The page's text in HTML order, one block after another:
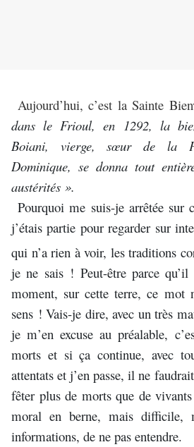
Aujourd’hui, c’est la Sainte
dans le Frioul, en 1292, la
Boiani, vierge, sœur de la
Dominique, se donna tout
austérités ».
Pourquoi me suis-je arrêtée sur
j’étais partie pour regarder sur
qui n’a rien à voir, les traditions
je ne sais ! Peut-être parce qu’il
moment, sur cette terre, ce mot
sens ! Vais-je dire, avec un très
je m’en excuse au préalable,
morts et si ça continue, avec
attentats et j’en passe, il ne
fêter plus de morts que de
moral en berne, mais difficile,
informations, de ne pas entendre.